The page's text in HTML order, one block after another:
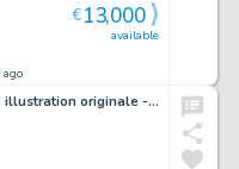
ago
available
€13,000
Jonas et Rose en pied, illustration originale - Undertaker